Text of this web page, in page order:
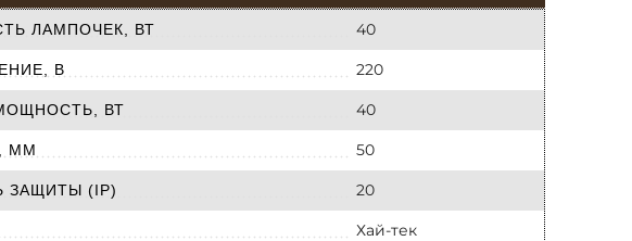
ЛАМПОЧЕК, ВТ 40
В 220
ВТ 40
ММ 50
ЗАЩИТЫ (IP) 20
Хай-тек